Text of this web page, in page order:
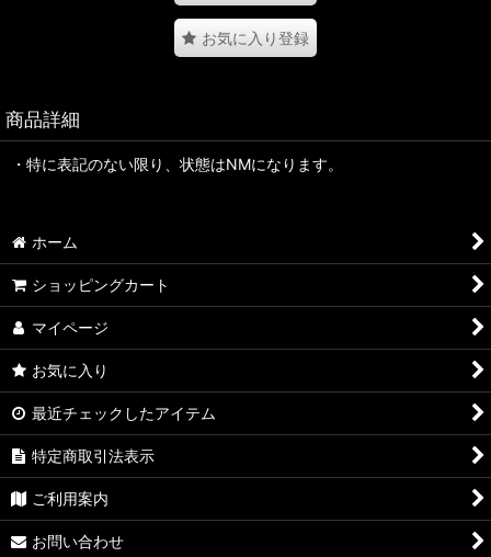
お気に入り登録
商品詳細
・特に表記のない限り、状態はNMになります。
ホーム
ショッピングカート
マイページ
お気に入り
最近チェックしたアイテム
特定商取引法表示
ご利用案内
お問い合わせ